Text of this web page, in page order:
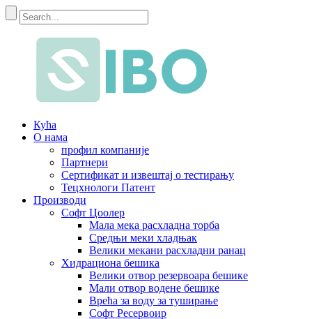
Кућа
О нама
профил компаније
Партнери
Сертификат и извештај о тестирању
Тецхнологи Патент
Производи
Софт Цоолер
Мала мека расхладна торба
Средњи меки хладњак
Велики мекани расхладни ранац
Хидрациона бешика
Велики отвор резервоара бешике
Мали отвор водене бешике
Врећа за воду за туширање
Софт Ресервоир